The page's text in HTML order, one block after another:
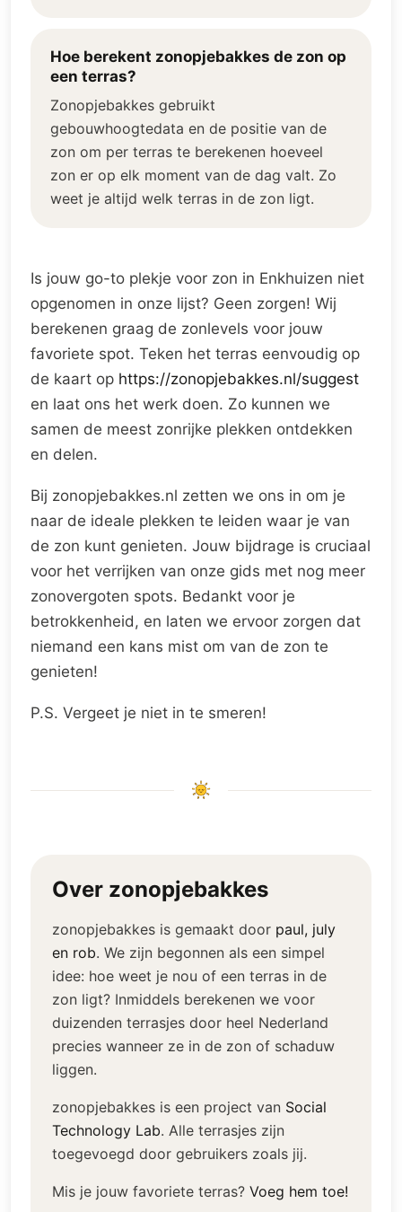
Hoe berekent zonopjebakkes de zon op
een terras?
Zonopjebakkes gebruikt
gebouwhoogtedata en de positie van de
zon om per terras te berekenen hoeveel
zon er op elk moment van de dag valt. Zo
weet je altijd welk terras in de zon ligt.
Is jouw go-to plekje voor zon in Enkhuizen niet
opgenomen in onze lijst? Geen zorgen! Wij
berekenen graag de zonlevels voor jouw
favoriete spot. Teken het terras eenvoudig op
de kaart op https://zonopjebakkes.nl/suggest
en laat ons het werk doen. Zo kunnen we
samen de meest zonrijke plekken ontdekken
en delen.
Bij zonopjebakkes.nl zetten we ons in om je
naar de ideale plekken te leiden waar je van
de zon kunt genieten. Jouw bijdrage is cruciaal
voor het verrijken van onze gids met nog meer
zonovergoten spots. Bedankt voor je
betrokkenheid, en laten we ervoor zorgen dat
niemand een kans mist om van de zon te
genieten!
P.S. Vergeet je niet in te smeren!
Over zonopjebakkes
zonopjebakkes is gemaakt door paul, july
en rob. We zijn begonnen als een simpel
idee: hoe weet je nou of een terras in de
zon ligt? Inmiddels berekenen we voor
duizenden terrasjes door heel Nederland
precies wanneer ze in de zon of schaduw
liggen.
zonopjebakkes is een project van Social
Technology Lab. Alle terrasjes zijn
toegevoegd door gebruikers zoals jij.
Mis je jouw favoriete terras? Voeg hem toe!